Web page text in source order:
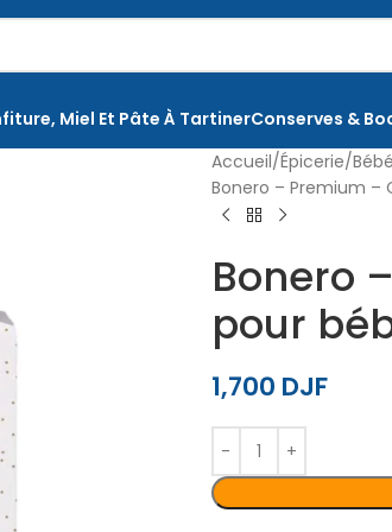
Miel Et Pâte À TartinerConserves &
Accueil Épicerie
Bonero – Premium –
Bonero
pour
1,700 DJF